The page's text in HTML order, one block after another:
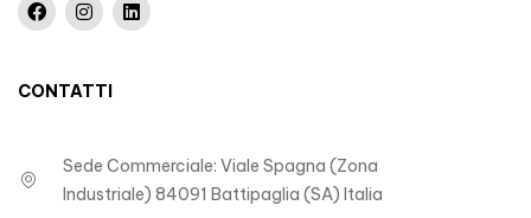
CONTATTI
Sede Commerciale: Viale Spagna (Zona
Industriale) 84091 Battipaglia (SA) Italia